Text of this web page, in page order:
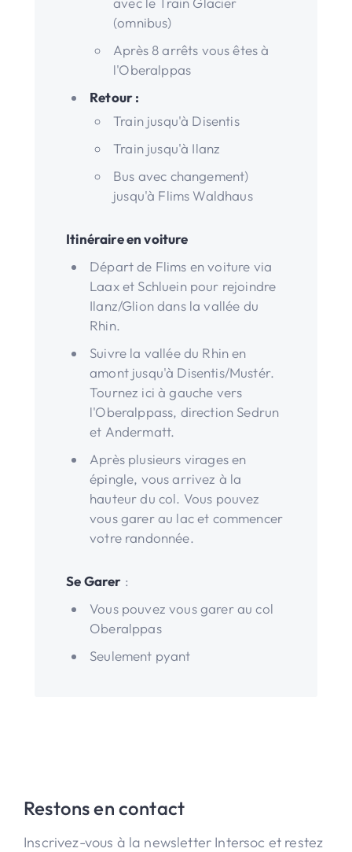
(omnibus)
Après 8 arrêts vous êtes à
l'Oberalppas
Retour :
Train jusqu'à Disentis
Train jusqu'à Ilanz
Bus avec changement)
jusqu'à Flims Waldhaus
Itinéraire en voiture
Départ de Flims en voiture via
Laax et Schluein pour rejoindre
Ilanz/Glion dans la vallée du
Rhin.
Suivre la vallée du Rhin en
amont jusqu'à Disentis/Mustér.
Tournez ici à gauche vers
l'Oberalppass, direction Sedrun
et Andermatt.
Après plusieurs virages en
épingle, vous arrivez à la
hauteur du col. Vous pouvez
vous garer au lac et commencer
votre randonnée.
Se Garer :
Vous pouvez vous garer au col
Oberalppas
Seulement pyant
Restons en contact
Inscrivez-vous à la newsletter Intersoc et restez